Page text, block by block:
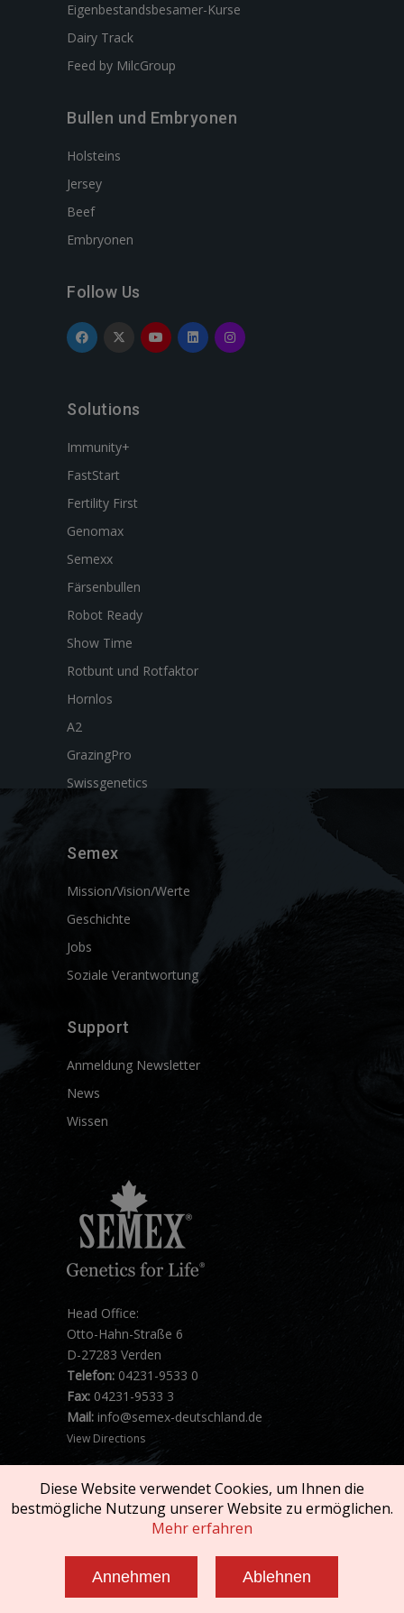
Eigenbestandsbesamer-Kurse
Dairy Track
Feed by MilcGroup
Bullen und Embryonen
Holsteins
Jersey
Beef
Embryonen
Follow Us
Solutions
Immunity+
FastStart
Fertility First
Genomax
Semexx
Färsenbullen
Robot Ready
Show Time
Rotbunt und Rotfaktor
Hornlos
A2
GrazingPro
Swissgenetics
Semex
Mission/Vision/Werte
Geschichte
Jobs
Soziale Verantwortung
Support
Anmeldung Newsletter
News
Wissen
Head Office:
Otto-Hahn-Straße 6
D-27283 Verden
Telefon: 04231-9533 0
Fax: 04231-9533 3
Mail: info@semex-deutschland.de
View Directions
Impressum und AGB
Datenschutzerklärung
Diese Website verwendet Cookies, um Ihnen die
bestmögliche Nutzung unserer Website zu ermöglichen.
Mehr erfahren
Annehmen Ablehnen